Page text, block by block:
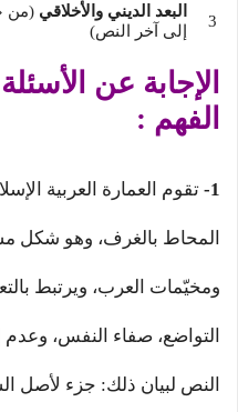
البعد الديني والأخلاقي (من
إلى آخر النص)
الإجابة عن
الفهم :
1- تقوم العمارة العربية
المحاط بالغرف، وهو شكل
ومخيّمات العرب، ويرتبط
التواضع، صفاء النفس،
النص لبيان ذلك: جزء لأصل